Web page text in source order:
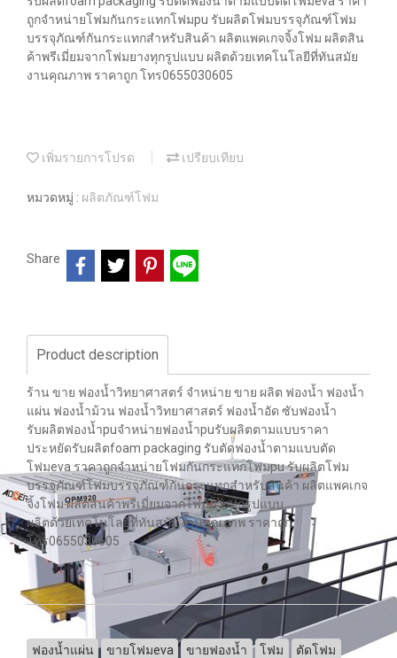
ถูกจำหน่ายโฟมกันกระแทกโฟมpu รับผลิตโฟมบรรจุภัณฑ์โฟม
บรรจุภัณฑ์กันกระแทกสำหรับสินค้า ผลิตแพคเกจจิ้งโฟม ผลิตสิน
ค้าพรีเมี่ยมจากโฟมยางทุกรูปแบบ ผลิตด้วยเทคโนโลยีที่ทันสมัย
งานคุณภาพ ราคาถูก โทร0655030605
เพิ่มรายการโปรด เปรียบเทียบ
หมวดหมู่ : ผลิตภัณฑ์โฟม
Share
Product description
ร้าน ขาย ฟองน้ำวิทยาศาสตร์ จำหน่าย ขาย ผลิต ฟองน้ำ ฟองน้ำ
แผ่น ฟองน้ำม้วน ฟองน้ำวิทยาศาสตร์ ฟองน้ำอัด ซับฟองน้ำ
รับผลิตฟองน้ำpuจำหน่ายฟองน้ำpuรับผลิตตามแบบราคา
ประหยัดรับผลิตfoam packaging รับตัดฟองน้ำตามแบบตัด
โฟมeva ราคาถูกจำหน่ายโฟมกันกระแทกโฟมpu รับผลิตโฟม
บรรจุภัณฑ์โฟมบรรจุภัณฑ์กันกระแทกสำหรับสินค้า ผลิตแพคเกจ
จิ้งโฟม ผลิตสินค้าพรีเมี่ยมจากโฟมยางทุกรูปแบบ
ผลิตด้วยเทคโนโลยีที่ทันสมัย งานคุณภาพ ราคาถูก
โทร0655030605
ฟองน้ำแผ่น ขายโฟมeva ขายฟองน้ำ โฟม ตัดโฟม